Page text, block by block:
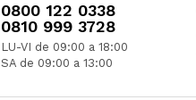
0800 122 0338
0810 999 3728
LU-VI de 09:00 a 18:00
SA de 09:00 a 13:00